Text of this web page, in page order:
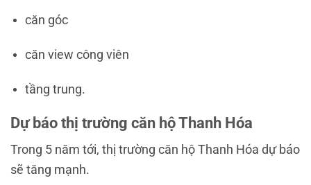
căn góc
căn view công viên
tầng trung.
Dự báo thị trường căn hộ Thanh Hóa
Trong 5 năm tới, thị trường căn hộThanh Hóa dự báo
sẽ tăng mạnh.